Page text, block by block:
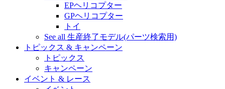
EPヘリコプター
GPヘリコプター
トイ
See all 生産終了モデル(パーツ検索用)
トピックス & キャンペーン
トピックス
キャンペーン
イベント & レース